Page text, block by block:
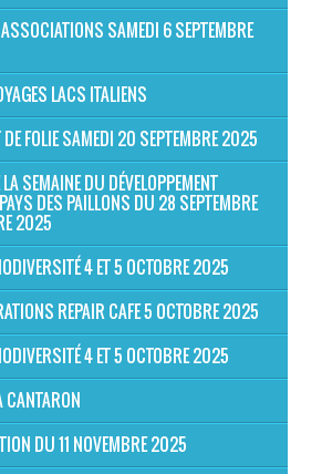
SAMEDI 6 SEPTEMBRE
LACS ITALIENS
DE FOLIE SAMEDI 20 SEPTEMBRE 2025
SEMAINE DU DÉVELOPPEMENT
DES PAILLONS DU 28 SEPTEMBRE
2025
4 ET 5 OCTOBRE 2025
REPAIR CAFE 5 OCTOBRE 2025
4 ET 5 OCTOBRE 2025
CANTARON
DU 11 NOVEMBRE 2025